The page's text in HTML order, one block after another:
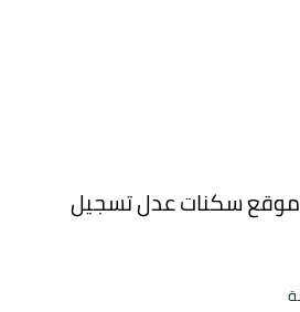
inscription.aadl.dz موقع سكنات عدل تسجيل